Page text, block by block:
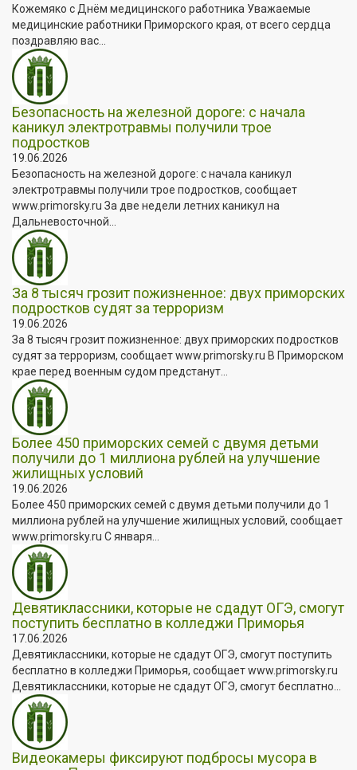
Кожемяко с Днём медицинского работника Уважаемые
медицинские работники Приморского края, от всего сердца
поздравляю вас...
Безопасность на железной дороге: с начала
каникул электротравмы получили трое
подростков
19.06.2026
Безопасность на железной дороге: с начала каникул
электротравмы получили трое подростков, сообщает
www.primorsky.ru За две недели летних каникул на
Дальневосточной...
За 8 тысяч грозит пожизненное: двух приморских
подростков судят за терроризм
19.06.2026
За 8 тысяч грозит пожизненное: двух приморских подростков
судят за терроризм, сообщает www.primorsky.ru В Приморском
крае перед военным судом предстанут...
Более 450 приморских семей с двумя детьми
получили до 1 миллиона рублей на улучшение
жилищных условий
19.06.2026
Более 450 приморских семей с двумя детьми получили до 1
миллиона рублей на улучшение жилищных условий, сообщает
www.primorsky.ru С января...
Девятиклассники, которые не сдадут ОГЭ, смогут
поступить бесплатно в колледжи Приморья
17.06.2026
Девятиклассники, которые не сдадут ОГЭ, смогут поступить
бесплатно в колледжи Приморья, сообщает www.primorsky.ru
Девятиклассники, которые не сдадут ОГЭ, смогут бесплатно...
Видеокамеры фиксируют подбросы мусора в